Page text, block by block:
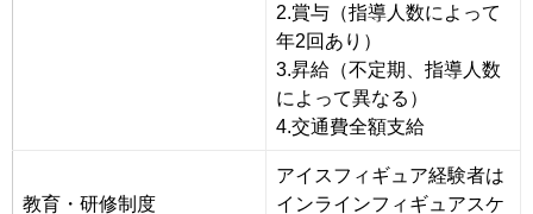
2.賞与（指導人数によって
年2回あり）
3.昇給（不定期、指導人数
によって異なる）
4.交通費全額支給
教育・研修制度
アイスフィギュア経験者は
インラインフィギュアスケ